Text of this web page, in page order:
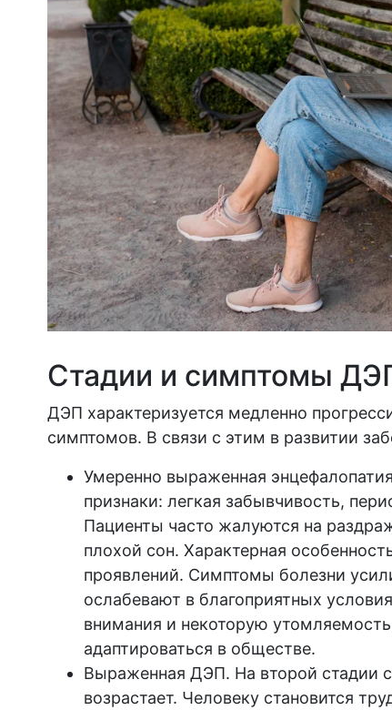
Стадии и симптомы
ДЭП характеризуется медленно
симптомов. В связи с этим в развитии
Умеренно выраженная
признаки: легкая забывчивость,
Пациенты часто жалуются на
плохой сон. Характерная
проявлений. Симптомы болезни
ослабевают в благоприятных
внимания и некоторую
адаптироваться в обществе.
Выраженная ДЭП. На второй стадии
возрастает. Человеку становится